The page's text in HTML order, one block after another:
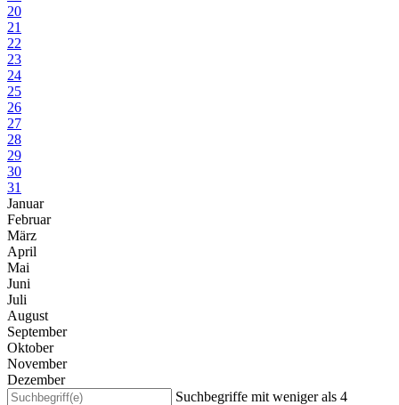
20
21
22
23
24
25
26
27
28
29
30
31
Januar
Februar
März
April
Mai
Juni
Juli
August
September
Oktober
November
Dezember
Suchbegriffe mit weniger als 4